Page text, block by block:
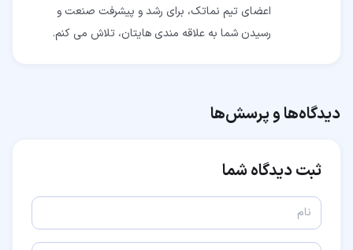
اعضای تیم نماتک، برای رشد و پیشرفت صنعت و
رسیدن شما به علاقه مندی هایتان، تلاش می کنم.
دیدگاه‌ها و پرسش‌ها
ثبت دیدگاه شما